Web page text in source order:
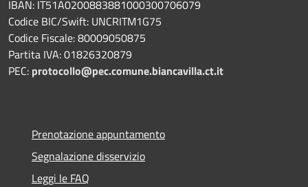
IBAN: IT51A0200883881000300706079
Codice BIC/Swift: UNCRITM1G75
Codice Fiscale: 80009050875
Partita IVA: 01826320879
PEC: protocollo@pec.comune.biancavilla.ct.it
Prenotazione appuntamento
Segnalazione disservizio
Leggi le FAQ